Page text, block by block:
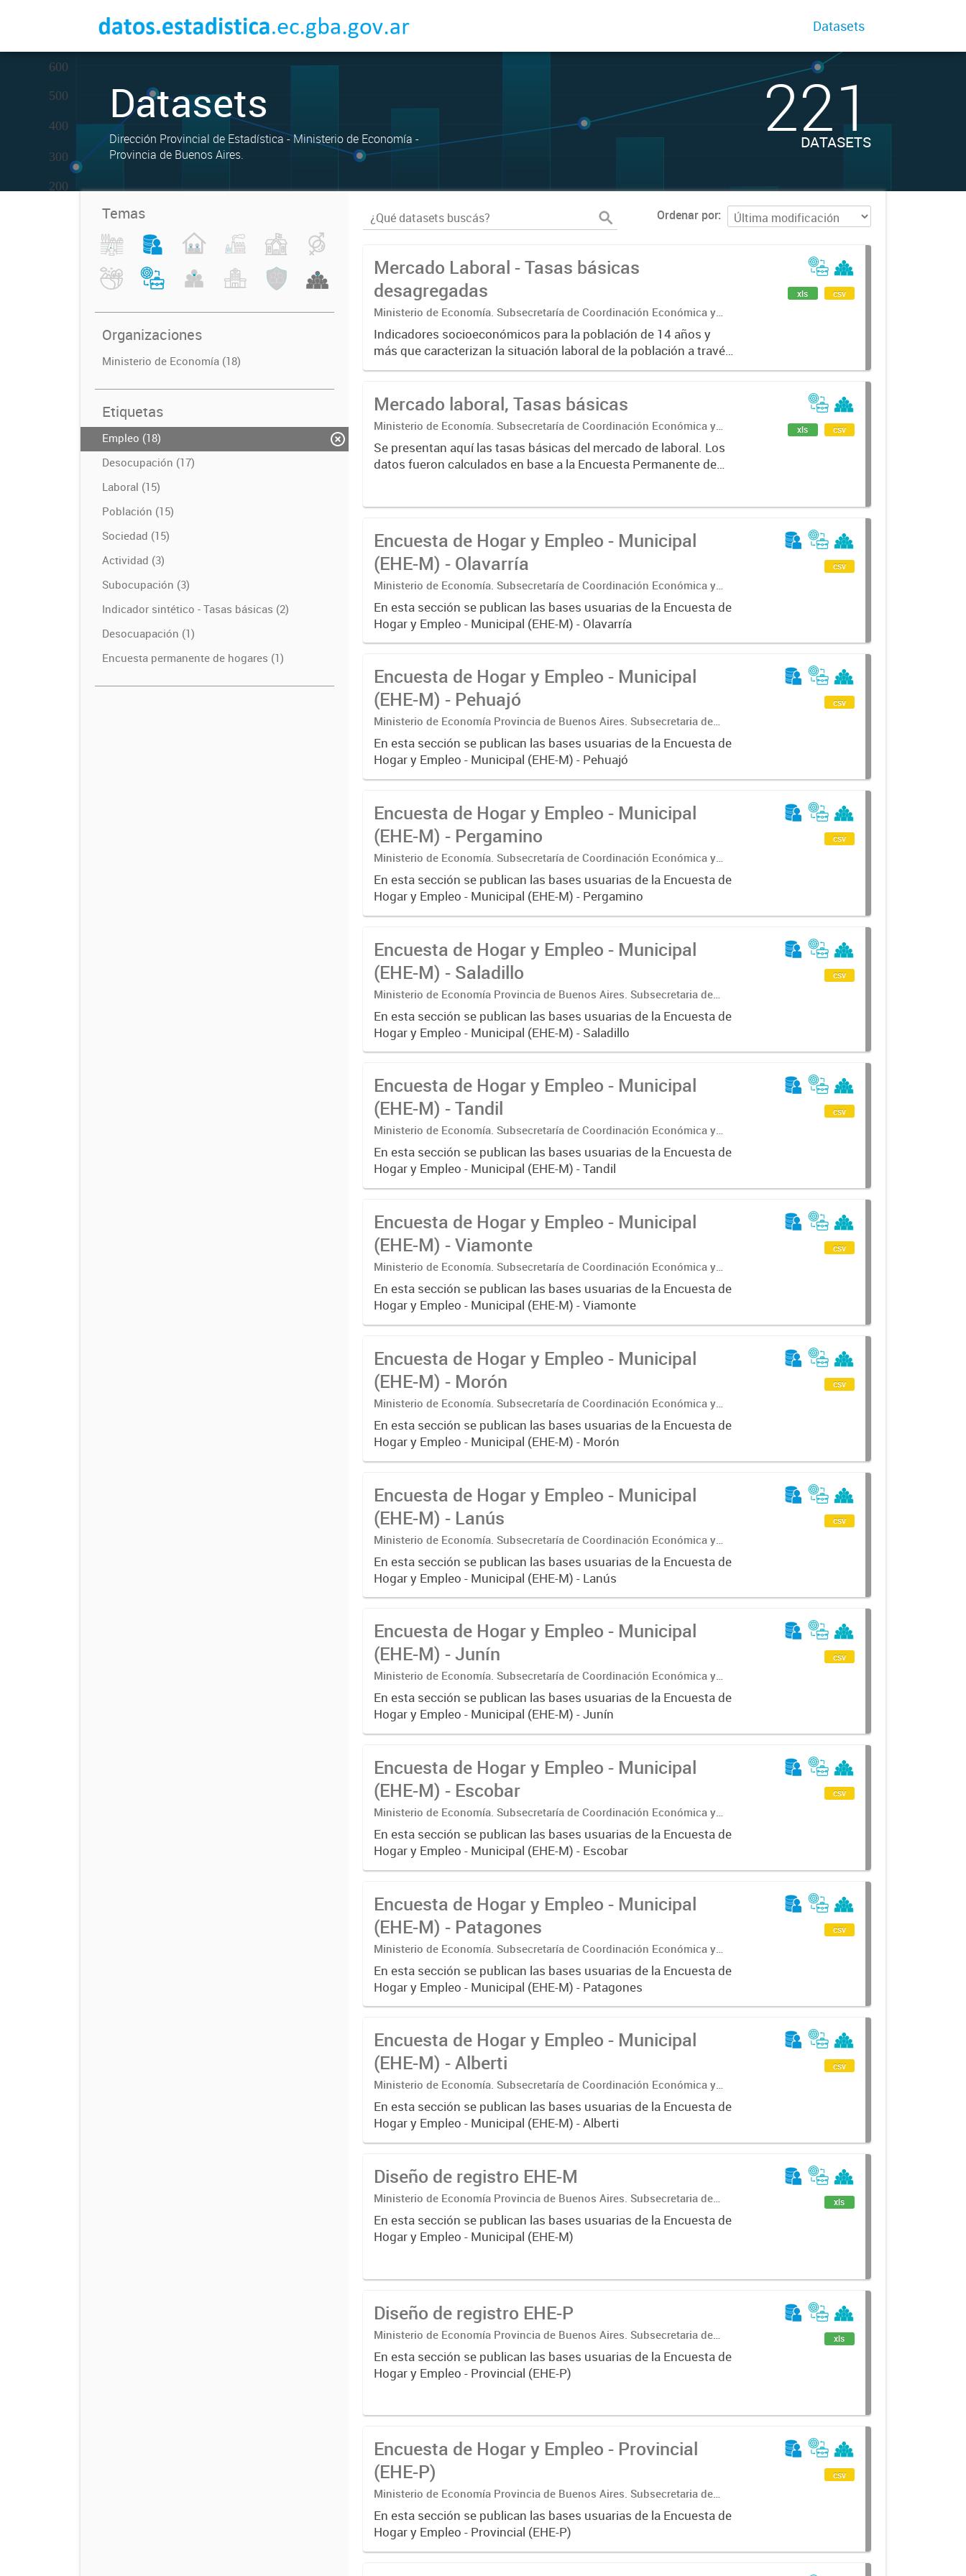
Datasets
Datasets
Dirección Provincial de Estadística - Ministerio de Economía -
Provincia de Buenos Aires.
221
DATASETS
Temas
Organizaciones
Ministerio de Economía (18)
Etiquetas
Empleo (18)
Desocupación (17)
Laboral (15)
Población (15)
Sociedad (15)
Actividad (3)
Subocupación (3)
Indicador sintético - Tasas básicas (2)
Desocuapación (1)
Encuesta permanente de hogares (1)
Ordenar por
Mercado Laboral - Tasas básicas
desagregadas
Ministerio de Economía. Subsecretaría de Coordinación Económica y
Estadística. Dirección Provincial de Estadística.
Indicadores socioeconómicos para la población de 14 años y
más que caracterizan la situación laboral de la población a través
de indicadores básicos del mercado de trabajo tales como tasas
xls csv
Mercado laboral, Tasas básicas
Ministerio de Economía. Subsecretaría de Coordinación Económica y
Estadística. Dirección Provincial de Estadística.
Se presentan aquí las tasas básicas del mercado de laboral. Los
datos fueron calculados en base a la Encuesta Permanente de
xls csv
Encuesta de Hogar y Empleo - Municipal
(EHE-M) - Olavarría
Ministerio de Economía. Subsecretaría de Coordinación Económica y
Estadística. Dirección Provincial de Estadística.
En esta sección se publican las bases usuarias de la Encuesta de
Hogar y Empleo - Municipal (EHE-M) - Olavarría
csv
Encuesta de Hogar y Empleo - Municipal
(EHE-M) - Pehuajó
Ministerio de Economía Provincia de Buenos Aires. Subsecretaria de
Coordinación económica y estadística. Dirección Provincial de
Estadística
En esta sección se publican las bases usuarias de la Encuesta de
Hogar y Empleo - Municipal (EHE-M) - Pehuajó
csv
Encuesta de Hogar y Empleo - Municipal
(EHE-M) - Pergamino
Ministerio de Economía. Subsecretaría de Coordinación Económica y
Estadística. Dirección Provincial de Estadística.
En esta sección se publican las bases usuarias de la Encuesta de
Hogar y Empleo - Municipal (EHE-M) - Pergamino
csv
Encuesta de Hogar y Empleo - Municipal
(EHE-M) - Saladillo
Ministerio de Economía Provincia de Buenos Aires. Subsecretaria de
Coordinación económica y estadística. Dirección Provincial de
Estadística
En esta sección se publican las bases usuarias de la Encuesta de
Hogar y Empleo - Municipal (EHE-M) - Saladillo
csv
Encuesta de Hogar y Empleo - Municipal
(EHE-M) - Tandil
Ministerio de Economía. Subsecretaría de Coordinación Económica y
Estadística. Dirección Provincial de Estadística.
En esta sección se publican las bases usuarias de la Encuesta de
Hogar y Empleo - Municipal (EHE-M) - Tandil
csv
Encuesta de Hogar y Empleo - Municipal
(EHE-M) - Viamonte
Ministerio de Economía. Subsecretaría de Coordinación Económica y
Estadística. Dirección Provincial de Estadística.
En esta sección se publican las bases usuarias de la Encuesta de
Hogar y Empleo - Municipal (EHE-M) - Viamonte
csv
Encuesta de Hogar y Empleo - Municipal
(EHE-M) - Morón
Ministerio de Economía. Subsecretaría de Coordinación Económica y
Estadística. Dirección Provincial de Estadística.
En esta sección se publican las bases usuarias de la Encuesta de
Hogar y Empleo - Municipal (EHE-M) - Morón
csv
Encuesta de Hogar y Empleo - Municipal
(EHE-M) - Lanús
Ministerio de Economía. Subsecretaría de Coordinación Económica y
Estadística. Dirección Provincial de Estadística.
En esta sección se publican las bases usuarias de la Encuesta de
Hogar y Empleo - Municipal (EHE-M) - Lanús
csv
Encuesta de Hogar y Empleo - Municipal
(EHE-M) - Junín
Ministerio de Economía. Subsecretaría de Coordinación Económica y
Estadística. Dirección Provincial de Estadística.
En esta sección se publican las bases usuarias de la Encuesta de
Hogar y Empleo - Municipal (EHE-M) - Junín
csv
Encuesta de Hogar y Empleo - Municipal
(EHE-M) - Escobar
Ministerio de Economía. Subsecretaría de Coordinación Económica y
Estadística. Dirección Provincial de Estadística.
En esta sección se publican las bases usuarias de la Encuesta de
Hogar y Empleo - Municipal (EHE-M) - Escobar
csv
Encuesta de Hogar y Empleo - Municipal
(EHE-M) - Patagones
Ministerio de Economía. Subsecretaría de Coordinación Económica y
Estadística. Dirección Provincial de Estadística.
En esta sección se publican las bases usuarias de la Encuesta de
Hogar y Empleo - Municipal (EHE-M) - Patagones
csv
Encuesta de Hogar y Empleo - Municipal
(EHE-M) - Alberti
Ministerio de Economía. Subsecretaría de Coordinación Económica y
Estadística. Dirección Provincial de Estadística.
En esta sección se publican las bases usuarias de la Encuesta de
Hogar y Empleo - Municipal (EHE-M) - Alberti
csv
Diseño de registro EHE-M
Ministerio de Economía Provincia de Buenos Aires. Subsecretaria de
Coordinación económica y estadística. Dirección Provincial de
Estadística
En esta sección se publican las bases usuarias de la Encuesta de
Hogar y Empleo - Municipal (EHE-M)
xls
Diseño de registro EHE-P
Ministerio de Economía Provincia de Buenos Aires. Subsecretaria de
Coordinación económica y estadística. Dirección Provincial de
Estadística
En esta sección se publican las bases usuarias de la Encuesta de
Hogar y Empleo - Provincial (EHE-P)
xls
Encuesta de Hogar y Empleo - Provincial
(EHE-P)
Ministerio de Economía Provincia de Buenos Aires. Subsecretaria de
Coordinación económica y estadística. Dirección Provincial de
Estadística
En esta sección se publican las bases usuarias de la Encuesta de
Hogar y Empleo - Provincial (EHE-P)
csv